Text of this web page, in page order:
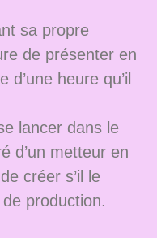
sa propre
de présenter en
heure qu’il
lancer dans le
d’un metteur en
créer s’il le
production.